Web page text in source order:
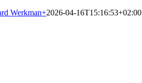
Werkman+2026-04-16T15:16:53+02:00